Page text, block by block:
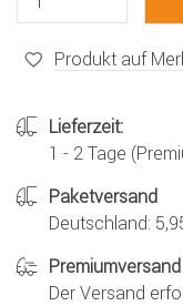
Produkt auf
Lieferzeit:
1 - 2 Tage
Paketversand
Deutschland:
Der Versand